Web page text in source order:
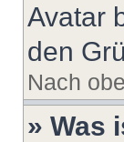
Avatar
den
Nach
» Was